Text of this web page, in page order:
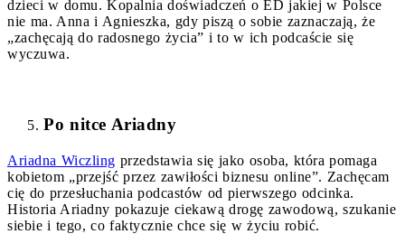
dzieci w domu. Kopalnia doświadczeń o ED jakiej w Polsce
nie ma. Anna i Agnieszka, gdy piszą o sobie zaznaczają, że
„zachęcają do radosnego życia” i to w ich podcaście się
wyczuwa.
Po nitce Ariadny
Ariadna Wiczling przedstawia się jako osoba, która pomaga
kobietom „przejść przez zawiłości biznesu online”. Zachęcam
cię do przesłuchania podcastów od pierwszego odcinka.
Historia Ariadny pokazuje ciekawą drogę zawodową, szukanie
siebie i tego, co faktycznie chce się w życiu robić.